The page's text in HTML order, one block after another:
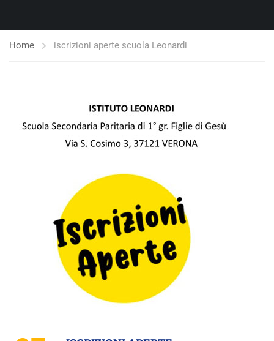
Home iscrizioni aperte scuola Leonardi